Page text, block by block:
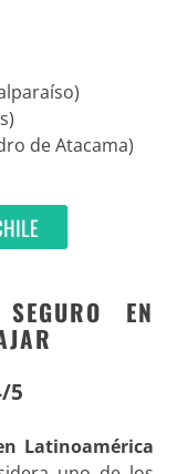
de Atacama)
EN
5
Latinoamérica